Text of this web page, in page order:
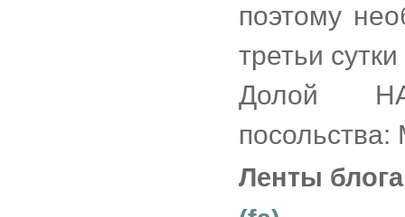
поэтому
третьи
Долой
Ленты